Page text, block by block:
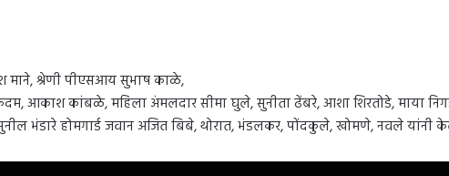
माने, श्रेणी पीएसआय सुभाष काळे,
आकाश कांबळे, महिला अंमलदार सीमा घुले, सुनीता ढेंबरे, आशा शिरतोडे, माया
भंडारे होमगार्ड जवान अजित बिबे, थोरात, भंडलकर, पोंदकुले, खोमणे, नवले यांनी